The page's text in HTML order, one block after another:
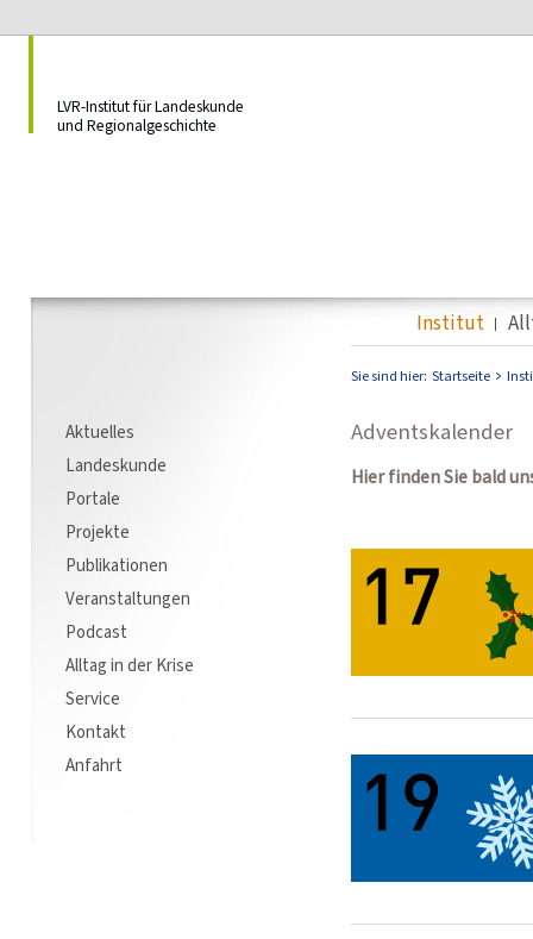
LVR-Institut für Landeskunde
und Regionalgeschichte
Institut
Aktuelles
Landeskunde
Portale
Projekte
Publikationen
Veranstaltungen
Podcast
Alltag in der Krise
Service
Kontakt
Anfahrt
Sie sind hier: Startseite
Adventskalender
Hier finden Sie bald